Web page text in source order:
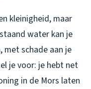
kleinigheid, maar
water kan je
met schade aan je
je voor: je hebt net
in de Mors laten